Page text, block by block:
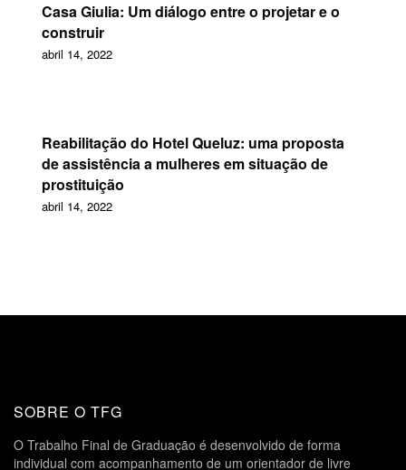
Casa Giulia: Um diálogo entre o projetar e o
construir
abril 14, 2022
Reabilitação do Hotel Queluz: uma proposta
de assistência a mulheres em situação de
prostituição
abril 14, 2022
SOBRE O TFG
O Trabalho Final de Graduação é desenvolvido de forma
individual com acompanhamento de um orientador de livre